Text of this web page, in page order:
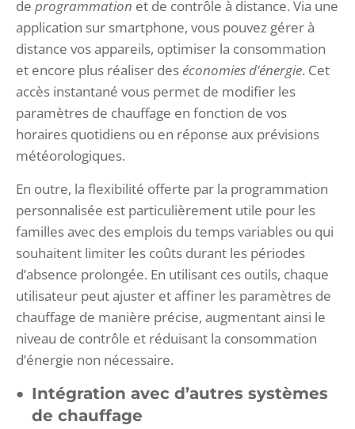
de programmation et de contrôle à distance. Via une
application sur smartphone, vous pouvez gérer à
distance vos appareils, optimiser la consommation
et encore plus réaliser des économies d’énergie. Cet
accès instantané vous permet de modifier les
paramètres de chauffage en fonction de vos
horaires quotidiens ou en réponse aux prévisions
météorologiques.
En outre, la flexibilité offerte par la programmation
personnalisée est particulièrement utile pour les
familles avec des emplois du temps variables ou qui
souhaitent limiter les coûts durant les périodes
d’absence prolongée. En utilisant ces outils, chaque
utilisateur peut ajuster et affiner les paramètres de
chauffage de manière précise, augmentant ainsi le
niveau de contrôle et réduisant la consommation
d’énergie non nécessaire.
Intégration avec d’autres systèmes
de chauffage